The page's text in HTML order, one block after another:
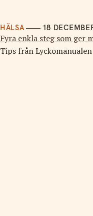
HÄLSA 18
Fyra enkla steg som ger
Tips från Lyckomanualen